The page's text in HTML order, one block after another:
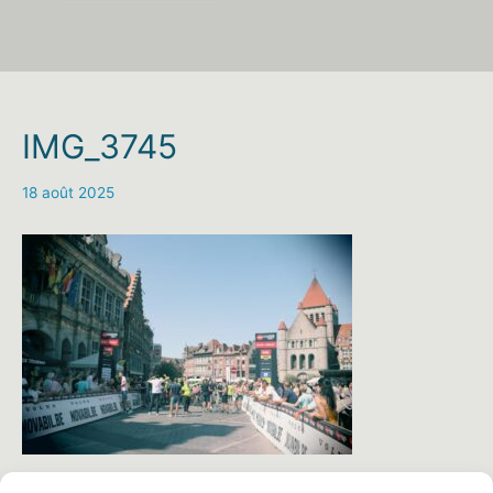
IMG_3745
18 août 2025